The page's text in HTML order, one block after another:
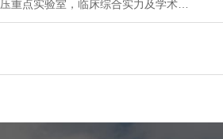
重点实验室，临床综合实力及学术…